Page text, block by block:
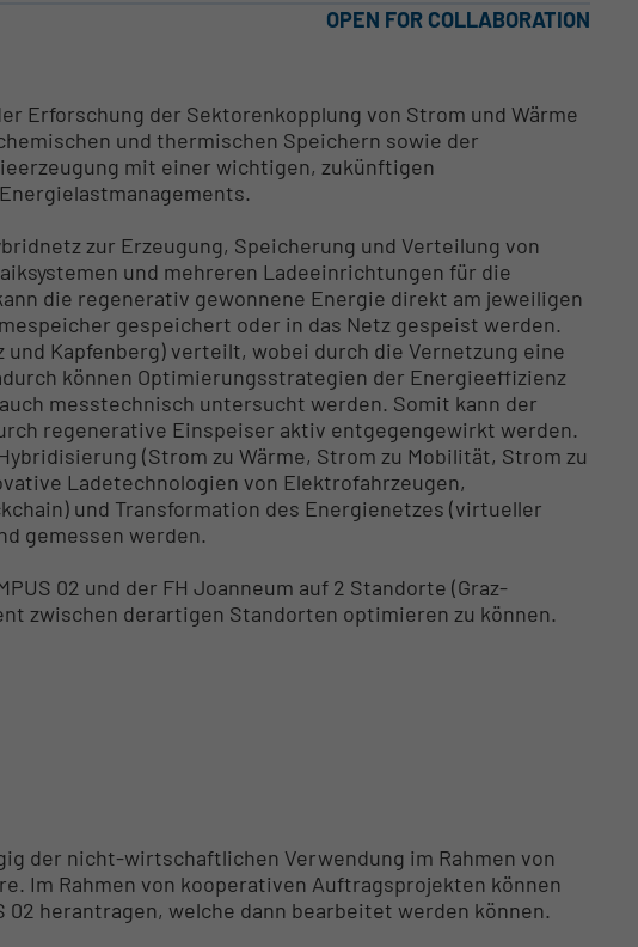
OPEN FOR COLLABORATION
Erforschung der Sektorenkopplung von Strom und Wärme
und thermischen Speichern sowie der
mit einer wichtigen, zukünftigen
zur Erzeugung, Speicherung und Verteilung von
und mehreren Ladeeinrichtungen für die
die regenerativ gewonnene Energie direkt am jeweiligen
gespeichert oder in das Netz gespeist werden.
und Kapfenberg) verteilt, wobei durch die Vernetzung eine
können Optimierungsstrategien der Energieeffizienz
messtechnisch untersucht werden. Somit kann der
regenerative Einspeiser aktiv entgegengewirkt werden.
(Strom zu Wärme, Strom zu Mobilität, Strom zu
Ladetechnologien von Elektrofahrzeugen,
und Transformation des Energienetzes (virtueller
gemessen werden.
02 und der FH Joanneum auf 2 Standorte (Graz-
zwischen derartigen Standorten optimieren zu können.
der nicht-wirtschaftlichen Verwendung im Rahmen von
Im Rahmen von kooperativen Auftragsprojekten können
02 herantragen, welche dann bearbeitet werden können.